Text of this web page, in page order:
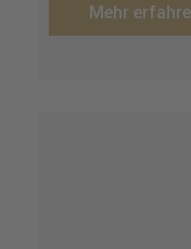
Mehr